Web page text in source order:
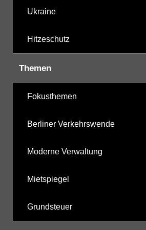
Ukraine
Hitzeschutz
Themen
Fokusthemen
Berliner Verkehrswende
Moderne Verwaltung
Mietspiegel
Grundsteuer